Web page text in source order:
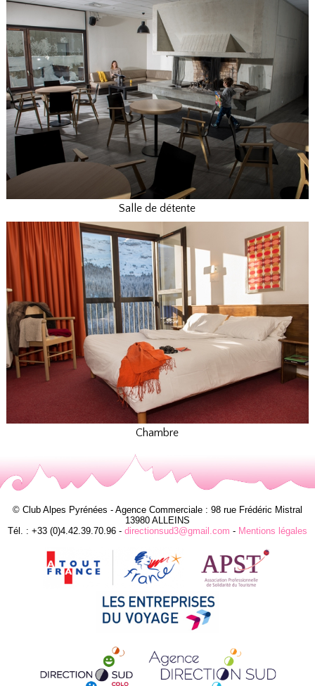
Salle de détente
Chambre
© Club Alpes Pyrénées - Agence Commerciale : 98 rue Frédéric Mistral
13980 ALLEINS
Tél. : +33 (0)4.42.39.70.96 - directionsud3@gmail.com - Mentions légales